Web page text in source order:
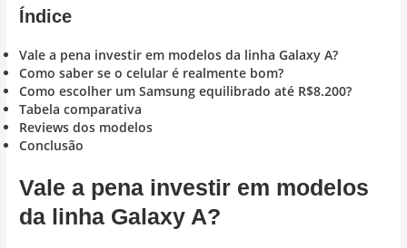
Índice
Vale a pena investir em modelos da linha Galaxy A?
Como saber se o celular é realmente bom?
Como escolher um Samsung equilibrado até R$8.200?
Tabela comparativa
Reviews dos modelos
Conclusão
Vale a pena investir em modelos
da linha Galaxy A?